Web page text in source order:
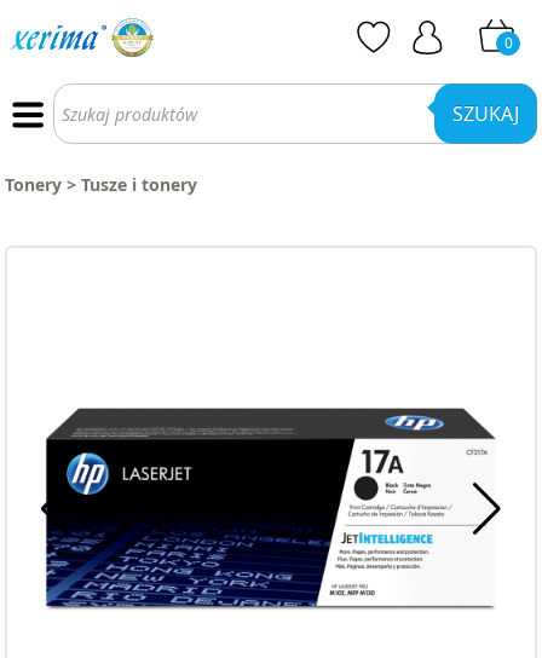
0
Wyszukiwarka
produktów SZUKAJ
Tonery > Tusze i tonery